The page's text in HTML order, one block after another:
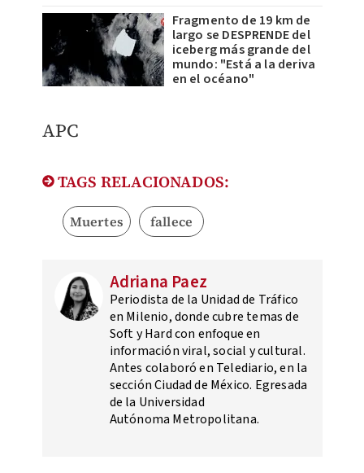
Fragmento de 19 km de
largo se DESPRENDE del
iceberg más grande del
mundo: "Está a la deriva
en el océano"
APC
TAGS RELACIONADOS:
Muertes fallece
Adriana Paez
Periodista de la Unidad de Tráfico
en Milenio, donde cubre temas de
Soft y Hard con enfoque en
información viral, social y cultural.
Antes colaboró en Telediario, en la
sección Ciudad de México. Egresada
de la Universidad
Autónoma Metropolitana.